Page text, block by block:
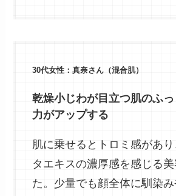
30代女性：真奈さん（混合肌）
乾燥小じわが目立つ肌のふ
力がアップする
肌に乗せるとトロミ感があ
タエキスの濃厚感を感じる美
た。少量でも顔全体に馴染